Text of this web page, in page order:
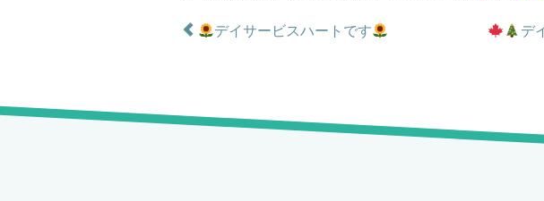
デイサービスハートです デ